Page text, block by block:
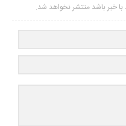
با خبر باشد منتشر نخواهد شد.